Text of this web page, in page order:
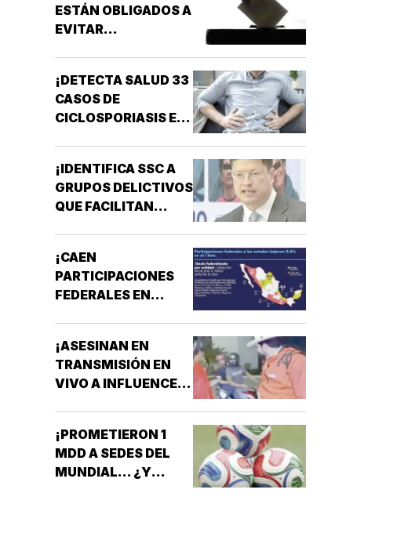
ESTÁN OBLIGADOS A
EVITAR
¡DETECTA SALUD 33
CASOS DE
CICLOSPORIASIS EN
¡IDENTIFICA SSC A
GRUPOS DELICTIVOS
QUE FACILITAN
¡CAEN
PARTICIPACIONES
FEDERALES EN
¡ASESINAN EN
TRANSMISIÓN EN
VIVO A INFLUENCER
¡PROMETIERON 1
MDD A SEDES DEL
MUNDIAL... ¿Y